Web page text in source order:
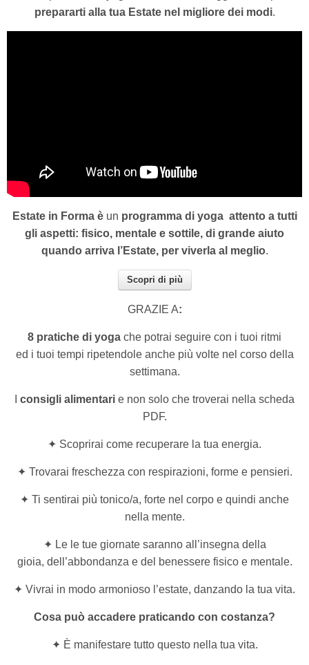
prepararti alla tua Estate nel migliore dei modi.
Estate in Forma èun programma di yoga attento a tutti
gli aspetti: fisico, mentale e sottile, di grande aiuto
quando arriva l’Estate, per viverla al meglio.
Scopri di più
GRAZIE A:
8 pratiche di yoga che potrai seguire con i tuoi ritmi
ed i tuoi tempi ripetendole anche più volte nel corso della
settimana.
consigli alimentari e non solo che troverai nella scheda
PDF.
✦ Scoprirai come recuperare la tua energia.
✦ Trovarai freschezza con respirazioni, forme e pensieri.
✦ Ti sentirai più tonico/a, forte nel corpo e quindi anche
nella mente.
✦ Le le tue giornate saranno all’insegna della
gioia, dell’abbondanza e del benessere fisico e mentale.
✦ Vivrai in modo armonioso l’estate, danzando la tua vita.
Cosa può accadere praticando con costanza?
✦ È manifestare tutto questo nella tua vita.